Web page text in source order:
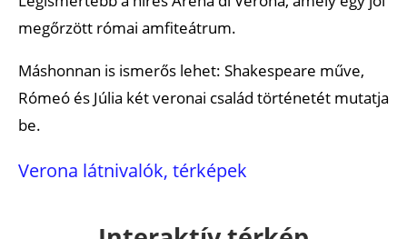
megőrzött római amfiteátrum.
Máshonnan is ismerős lehet: Shakespeare műve,
Rómeó és Júlia két veronai család történetét mutatja
be.
Verona látnivalók, térképek